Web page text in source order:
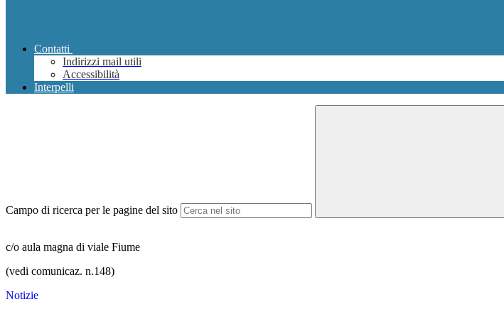
Contatti
Indirizzi mail utili
Accessibilità
Interpelli
Campo di ricerca per le pagine del sito
c/o aula magna di viale Fiume
(vedi comunicaz. n.148)
Notizie